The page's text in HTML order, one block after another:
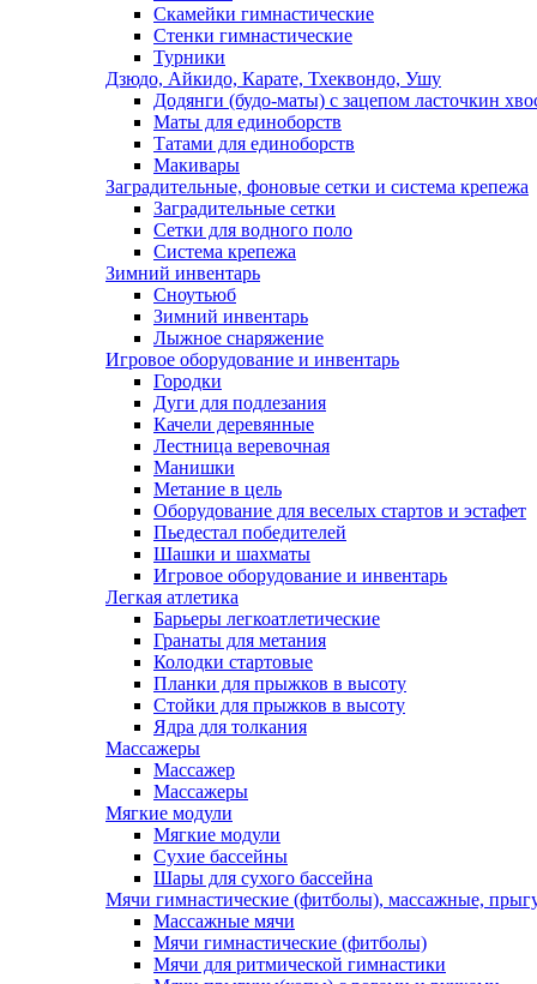
Скамейки гимнастические
Стенки гимнастические
Турники
Дзюдо, Айкидо, Карате, Тхеквондо, Ушу
Додянги (будо-маты) с зацепом ласточкин
Маты для единоборств
Татами для единоборств
Макивары
Заградительные, фоновые сетки и система крепежа
Заградительные сетки
Сетки для водного поло
Система крепежа
Зимний инвентарь
Сноутьюб
Зимний инвентарь
Лыжное снаряжение
Игровое оборудование и инвентарь
Городки
Дуги для подлезания
Качели деревянные
Лестница веревочная
Манишки
Метание в цель
Оборудование для веселых стартов и эстафет
Пьедестал победителей
Шашки и шахматы
Игровое оборудование и инвентарь
Легкая атлетика
Барьеры легкоатлетические
Гранаты для метания
Колодки стартовые
Планки для прыжков в высоту
Стойки для прыжков в высоту
Ядра для толкания
Массажеры
Массажер
Массажеры
Мягкие модули
Мягкие модули
Сухие бассейны
Шары для сухого бассейна
Мячи гимнастические (фитболы), массажные,
Массажные мячи
Мячи гимнастические (фитболы)
Мячи для ритмической гимнастики